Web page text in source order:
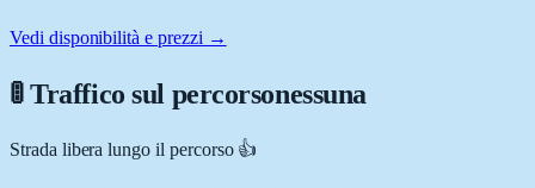
Vedi disponibilità e prezzi →
🚦 Traffico sul percorsonessuna
Strada libera lungo il percorso 👍